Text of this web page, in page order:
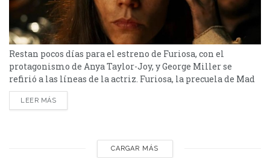
Restan pocos días para el estreno de Furiosa, con el
protagonismo de Anya Taylor-Joy, y George Miller se
refirió a las líneas de la actriz. Furiosa, la precuela de Mad
Max: Fury Road, conocida también como Mad Max: Furia en
la carretera, está cada vez más cerca. Anya Taylor-
LEER MÁS
CARGAR MÁS